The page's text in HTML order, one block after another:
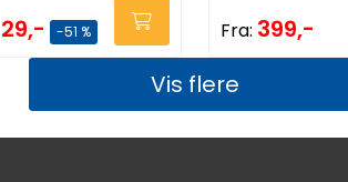
29,- -51 % Fra: 399,-
Vis flere